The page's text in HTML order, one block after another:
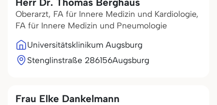
Oberarzt, FA für Innere Medizin und Kardiologie,
FA für Innere Medizin und Pneumologie
Universitätsklinikum Augsburg
Stenglinstraße 286156Augsburg
Frau Elke Dankelmann